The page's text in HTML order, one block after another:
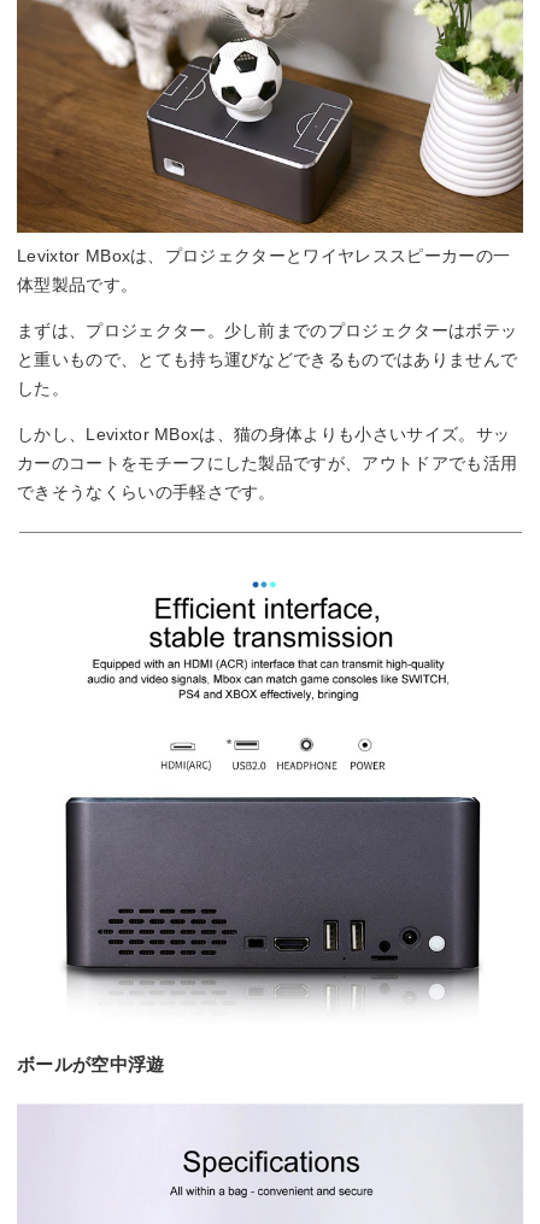
Levixtor MBoxは、プロジェクターとワイヤレススピーカーの一
体型製品です。
まずは、プロジェクター。少し前までのプロジェクターはボテッ
と重いもので、とても持ち運びなどできるものではありませんで
した。
しかし、Levixtor MBoxは、猫の身体よりも小さいサイズ。サッ
カーのコートをモチーフにした製品ですが、アウトドアでも活用
できそうなくらいの手軽さです。
ボールが空中浮遊